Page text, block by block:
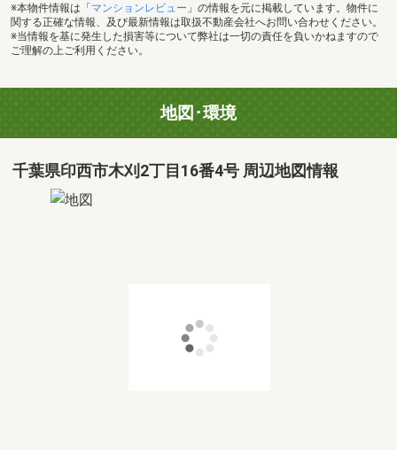
※本物件情報は「 マンションレビュー 」の情報を元に掲載しています。物件に
関する正確な情報、及び最新情報は取扱不動産会社へお問い合わせください。
※当情報を基に発生した損害等について弊社は一切の責任を負いかねますので
ご理解の上ご利用ください。
地図･環境
千葉県印西市木刈2丁目16番4号 周辺地図情報